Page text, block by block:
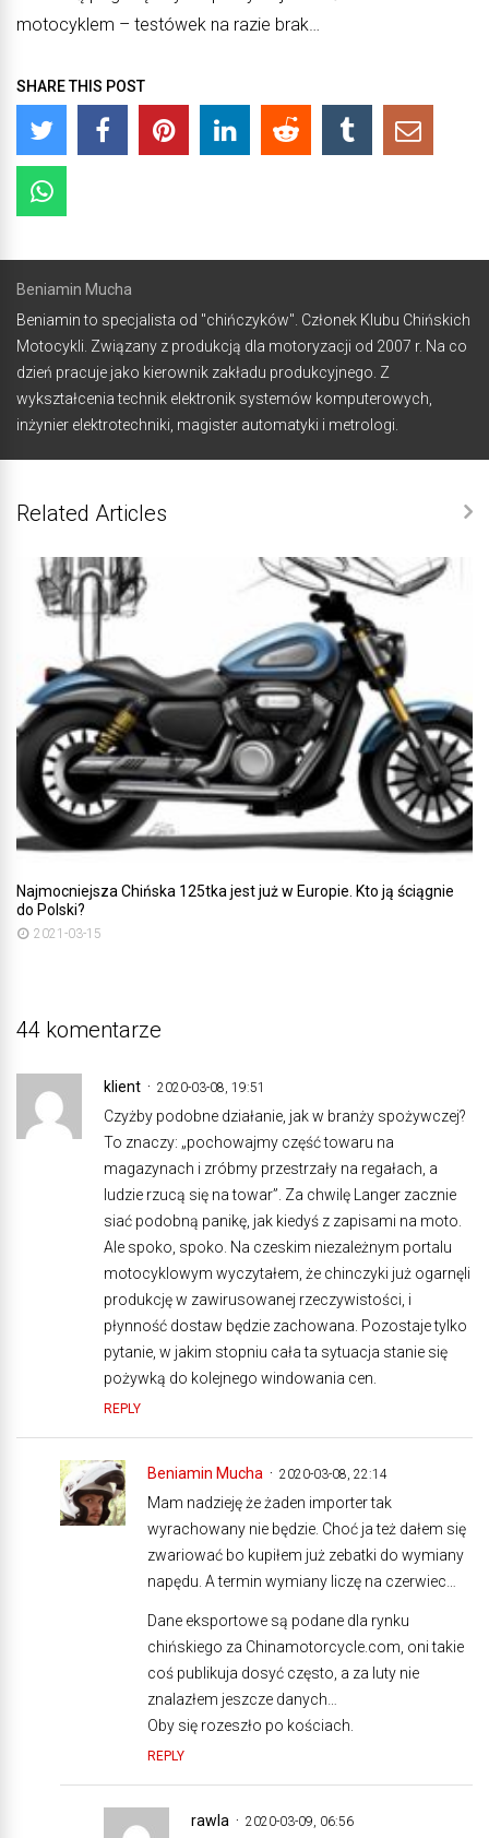
motocyklem – testówek na razie brak…
SHARE THIS POST
Beniamin Mucha
Beniamin to specjalista od "chińczyków". Członek Klubu Chińskich
Motocykli. Związany z produkcją dla motoryzacji od 2007 r. Na co
dzień pracuje jako kierownik zakładu produkcyjnego. Z
wykształcenia technik elektronik systemów komputerowych,
inżynier elektrotechniki, magister automatyki i metrologi.
Related Articles
Najmocniejsza Chińska 125tka jest już w Europie. Kto ją ściągnie
do Polski?
2021-03-15
44 komentarze
klient 2020-03-08, 19:51
Czyżby podobne działanie, jak w branży spożywczej?
To znaczy: „pochowajmy część towaru na
magazynach i zróbmy przestrzały na regałach, a
ludzie rzucą się na towar”. Za chwilę Langer zacznie
siać podobną panikę, jak kiedyś z zapisami na moto.
Ale spoko, spoko. Na czeskim niezależnym portalu
motocyklowym wyczytałem, że chinczyki już ogarnęli
produkcję w zawirusowanej rzeczywistości, i
płynność dostaw będzie zachowana. Pozostaje tylko
pytanie, w jakim stopniu cała ta sytuacja stanie się
pożywką do kolejnego windowania cen.
REPLY
Beniamin Mucha 2020-03-08, 22:14
Mam nadzieję że żaden importer tak
wyrachowany nie będzie. Choć ja też dałem się
zwariować bo kupiłem już zebatki do wymiany
napędu. A termin wymiany liczę na czerwiec…
Dane eksportowe są podane dla rynku
chińskiego za Chinamotorcycle.com, oni takie
coś publikuja dosyć często, a za luty nie
znalazłem jeszcze danych…
Oby się rozeszło po kościach.
REPLY
rawla 2020-03-09, 06:56